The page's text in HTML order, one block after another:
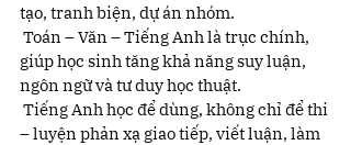
tạo, tranh biện, dự án nhóm.
Toán – Văn – Tiếng Anh là trục chính,
giúp học sinh tăng khả năng suy luận,
ngôn ngữ và tư duy học thuật.
Tiếng Anh học để dùng, không chỉ để thi
– luyện phản xạ giao tiếp, viết luận, làm